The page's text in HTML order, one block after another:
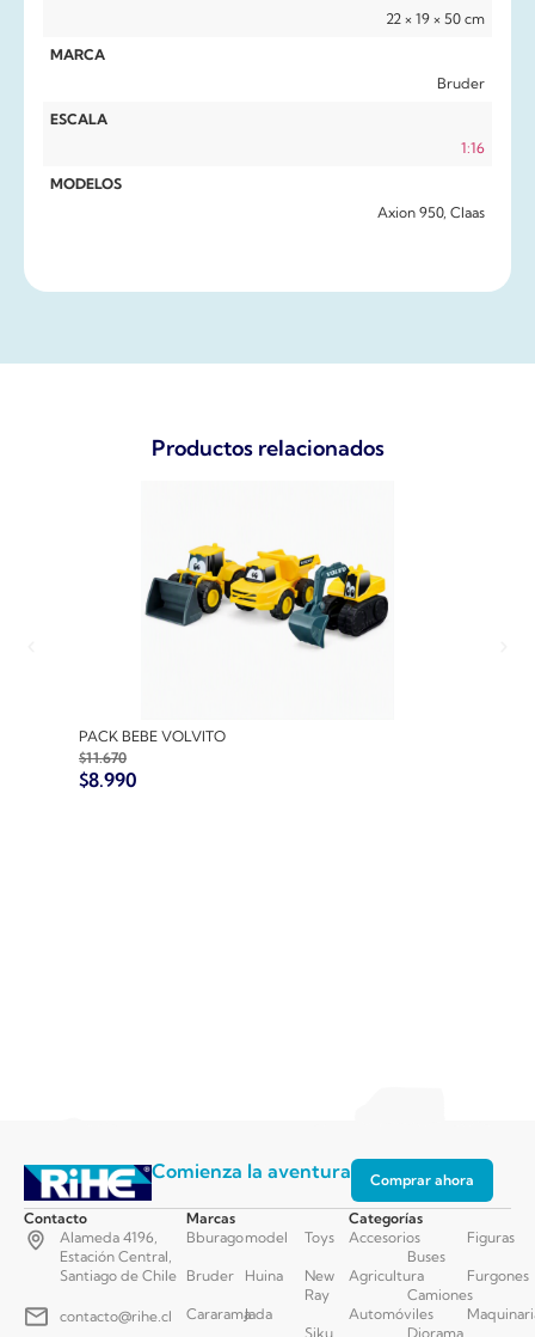
22 × 19 × 50 cm
MARCA
Bruder
ESCALA
1:16
MODELOS
Axion 950, Claas
Productos relacionados
PACK BEBE VOLVITO
$11.670
$8.990
Comienza la aventura Comprar ahora
Contacto
Alameda 4196,
Estación Central,
Santiago de Chile
contacto@rihe.cl
Marcas
Bburago
Bruder
Cararama
model
Huina
Jada
Toys
New
Ray
Siku
Categorías
Accesorios
Agricultura
Automóviles
Buses
Camiones
Diorama
Figuras
Furgones